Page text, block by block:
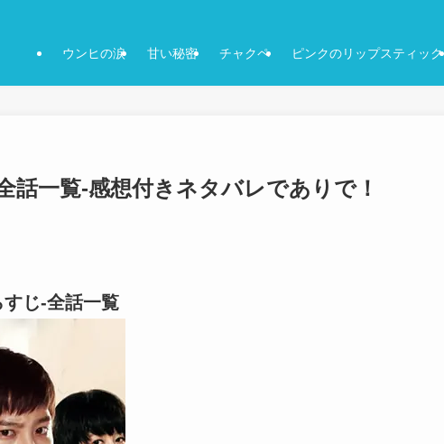
ウンヒの涙 甘い秘密 チャクペ ピンクのリップスティック
一覧-感想付きネタバレでありで！
じ-全話一覧